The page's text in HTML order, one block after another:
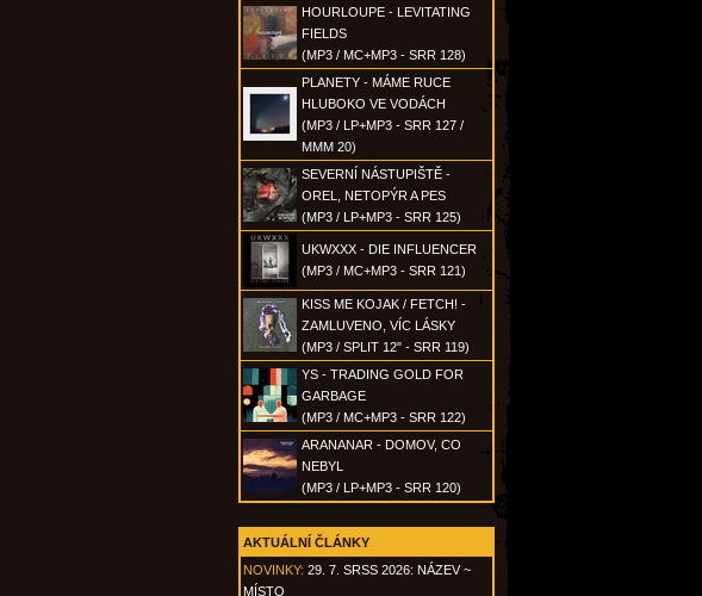
HOURLOUPE - LEVITATING
FIELDS
(MP3 / MC+MP3 - SRR 128)
PLANETY - MÁME RUCE
HLUBOKO VE VODÁCH
(MP3 / LP+MP3 - SRR 127 /
MMM 20)
SEVERNÍ NÁSTUPIŠTĚ -
OREL, NETOPÝR A PES
(MP3 / LP+MP3 - SRR 125)
UKWXXX - DIE INFLUENCER
(MP3 / MC+MP3 - SRR 121)
KISS ME KOJAK / FETCH! -
ZAMLUVENO, VÍC LÁSKY
(MP3 / SPLIT 12" - SRR 119)
YS - TRADING GOLD FOR
GARBAGE
(MP3 / MC+MP3 - SRR 122)
ARANANAR - DOMOV, CO
NEBYL
(MP3 / LP+MP3 - SRR 120)
AKTUÁLNÍ ČLÁNKY
NOVINKY: 29. 7. SRSS 2026: NÁZEV ~
MÍSTO